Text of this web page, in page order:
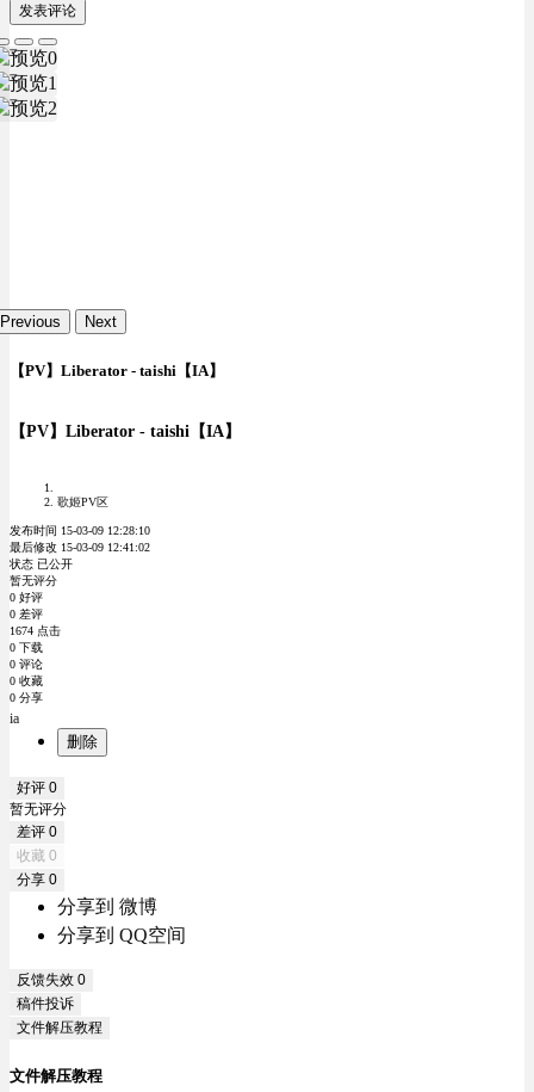
发表评论
Previous Next
【PV】Liberator - taishi【IA】
【PV】Liberator - taishi【IA】
歌姬PV区
发布时间 15-03-09 12:28:10
最后修改 15-03-09 12:41:02
状态 已公开
暂无评分
0 好评
0 差评
1674 点击
0 下载
0 评论
0 收藏
0 分享
ia
删除
好评 0
暂无评分
差评 0
收藏 0
分享 0
分享到 微博
分享到 QQ空间
反馈失效 0
稿件投诉
文件解压教程
文件解压教程